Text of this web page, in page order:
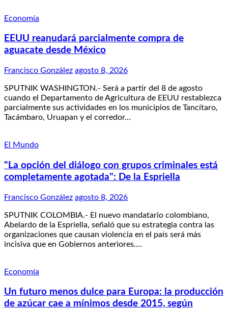
Economía
EEUU reanudará parcialmente compra de
aguacate desde México
Francisco González agosto 8, 2026
SPUTNIK WASHINGTON.- Será a partir del 8 de agosto
cuando el Departamento de Agricultura de EEUU restablezca
parcialmente sus actividades en los municipios de Tancítaro,
Tacámbaro, Uruapan y el corredor…
El Mundo
"La opción del diálogo con grupos criminales está
completamente agotada": De la Espriella
Francisco González agosto 8, 2026
SPUTNIK COLOMBIA.- El nuevo mandatario colombiano,
Abelardo de la Espriella, señaló que su estrategia contra las
organizaciones que causan violencia en el país será más
incisiva que en Gobiernos anteriores.…
Economía
Un futuro menos dulce para Europa: la producción
de azúcar cae a mínimos desde 2015, según